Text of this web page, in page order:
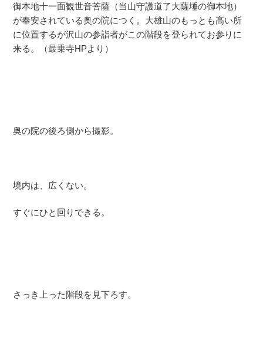
御本地十一面観世音菩薩（当山守護道了大薩埵の御本地）
が奉安されている奥の院につく。大雄山のもっとも高い所
に位置するが沢山の参詣者がこの階段を登られてお参りに
来る。（最乗寺HPより）
奥の院の後ろ側から撮影。
境内は、広くない。
すぐにひと回りできる。
さっき上った階段を見下ろす。